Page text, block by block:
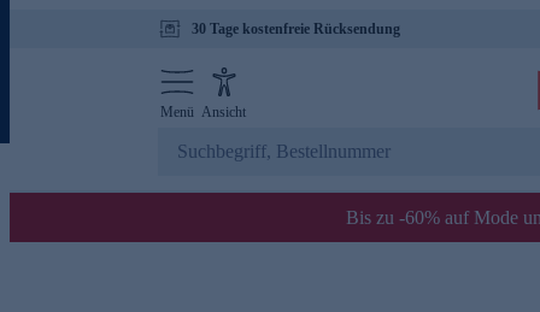
30 Tage kostenfreie Rücksendung
Menü Ansicht
Bis zu -60% auf Mode